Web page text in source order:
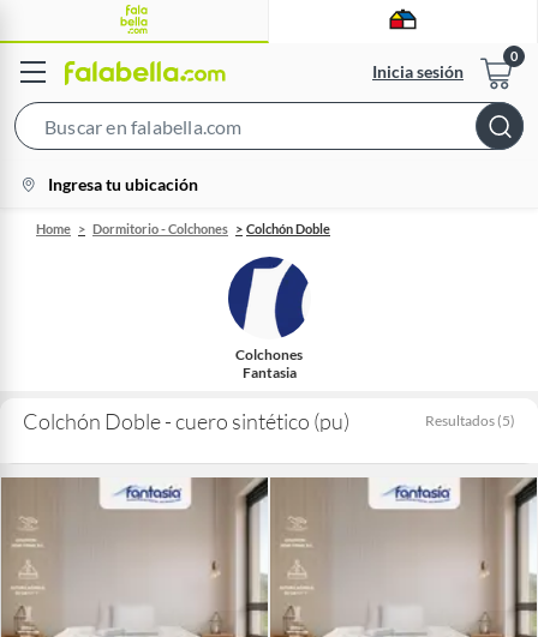
Inicia sesión
Bar
location-
icon
Ingresa tu ubicación
Home Dormitorio - Colchones Colchón Doble
Colchones
Fantasia
Colchón Doble - cuero sintético (pu) Resultados (5)